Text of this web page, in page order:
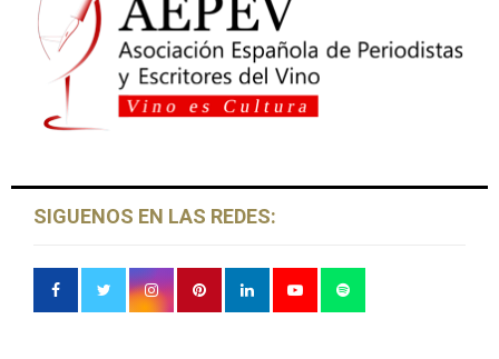
SIGUENOS EN LAS REDES: